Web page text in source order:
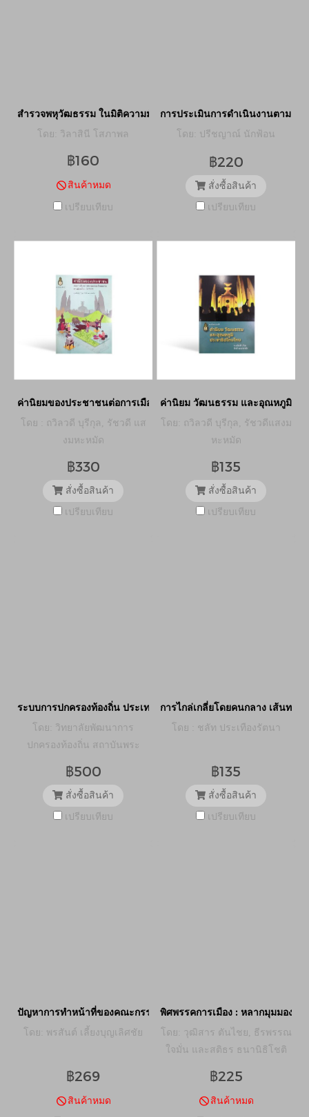
สำรวจพหุวัฒธรรม ในมิติความมั่นคงชายแดนใต้ต่อการสร้างบรรยาก
โดย: วิลาสินี โสภาพล
฿160
สินค้าหมด
เปรียบเทียบ
การประเมินการดำเนินงานตามแ
โดย: ปรีชญาณ์ นักฟ้อน
฿220
สั่งซื้อสินค้า
เปรียบเทียบ
ค่านิยมของประชาชนต่อการเมืองการปกครองและวัฒนธรรมสังคมไท
โดย : ถวิลวดี บุรีกุล, รัชวดี แส
งมหะหมัด
฿330
สั่งซื้อสินค้า
เปรียบเทียบ
ค่านิยม วัฒนธรรม และอุณหภูมิปร
โดย: ถวิลวดี บุรีกุล, รัชวดีแสงม
หะหมัด
฿135
สั่งซื้อสินค้า
เปรียบเทียบ
ระบบการปกครองท้องถิ่น ประเทศสมาชิกประชาคมอาเซียน
โดย: วิทยาลัยพัฒนาการ
ปกครองท้องถิ่น สถาบันพระ
฿500
สั่งซื้อสินค้า
เปรียบเทียบ
การไกล่เกลี่ยโดยคนกลาง เส้นทา
โดย : ชลัท ประเทืองรัตนา
฿135
สั่งซื้อสินค้า
เปรียบเทียบ
ปัญหาการทำหน้าที่ของคณะกรรมาธิการในการแสวงหาข้อเท็จจริงภ
โดย: พรสันต์ เลี้ยงบุญเลิศชัย
฿269
สินค้าหมด
พิศพรรคการเมือง : หลากมุมมองหล
โดย: วุฒิสาร ตันไชย, ธีรพรรณ
ใจมั่น และสติธร ธนานิธิโชติ
฿225
สินค้าหมด